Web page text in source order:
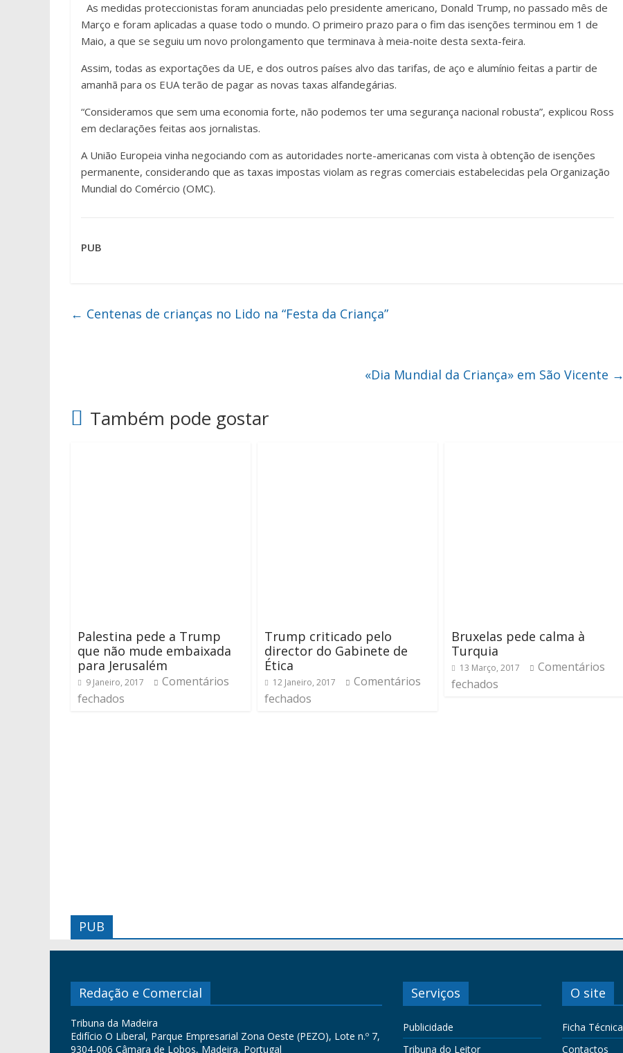
As medidas proteccionistas foram anunciadas pelo presidente americano, Donald Trump, no passado mês de
Março e foram aplicadas a quase todo o mundo. O primeiro prazo para o fim das isenções terminou em 1 de
Maio, a que se seguiu um novo prolongamento que terminava à meia-noite desta sexta-feira.
Assim, todas as exportações da UE, e dos outros países alvo das tarifas, de aço e alumínio feitas a partir de
amanhã para os EUA terão de pagar as novas taxas alfandegárias.
“Consideramos que sem uma economia forte, não podemos ter uma segurança nacional robusta”, explicou Ross
em declarações feitas aos jornalistas.
A União Europeia vinha negociando com as autoridades norte-americanas com vista à obtenção de isenções
permanente, considerando que as taxas impostas violam as regras comerciais estabelecidas pela Organização
Mundial do Comércio (OMC).
PUB
← Centenas de crianças no Lido na “Festa da Criança”
«Dia Mundial da Criança» em São Vicente →
Também pode gostar
Palestina pede a Trump
que não mude embaixada
para Jerusalém
9 Janeiro, 2017
Comentários
fechados
Trump criticado pelo
director do Gabinete de
Ética
12 Janeiro, 2017
Comentários
fechados
Bruxelas pede calma à
Turquia
13 Março, 2017
Comentários
fechados
PUB
Redação e Comercial
Tribuna da Madeira
Edifício O Liberal, Parque Empresarial Zona Oeste (PEZO), Lote n.º 7,
9304-006 Câmara de Lobos, Madeira, Portugal
Serviços
Publicidade
Tribuna do Leitor
O site
Ficha Técnica
Contactos